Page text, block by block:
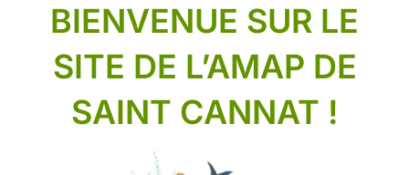
BIENVENUE SUR LE
SITE DE L’AMAP DE
SAINT CANNAT !